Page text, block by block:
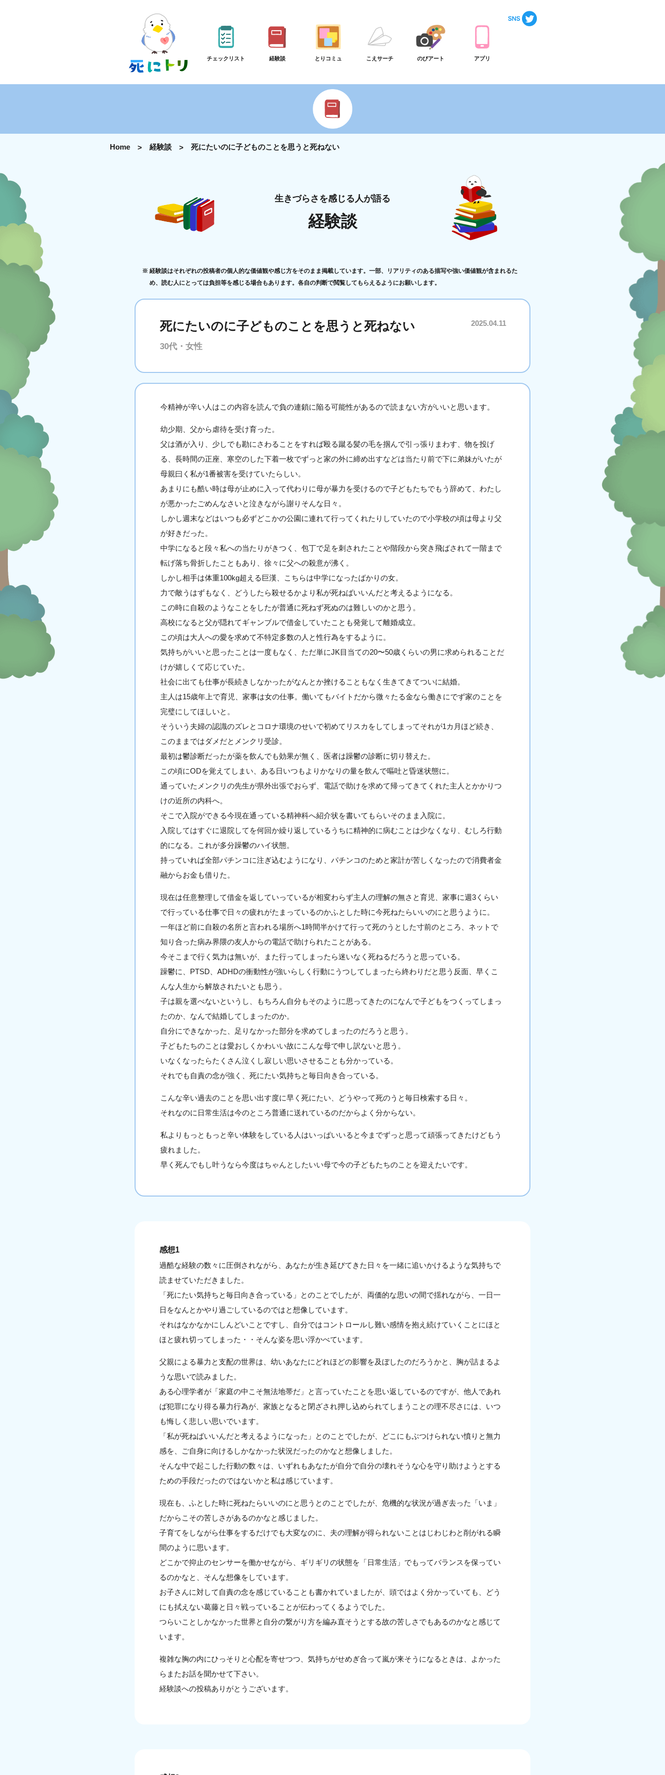
チェックリスト 経験談 とりコミュ こえサーチ のびアート アプリ
Home 経験談 死にたいのに子どものことを思うと死ねない
生きづらさを感じる人が語る
経験談
経験談はそれぞれの投稿者の個人的な価値観や感じ方をそのまま掲載しています。一部、リアリティのある描写や強い価値観が含まれるた
め、読む人にとっては負担等を感じる場合もあります。各自の判断で閲覧してもらえるようにお願いします。
死にたいのに子どものことを思うと死ねない 2025.04.11
30代・女性
今精神が辛い人はこの内容を読んで負の連鎖に陥る可能性があるので読まない方がいいと思います。
幼少期、父から虐待を受け育った。
父は酒が入り、少しでも勘にさわることをすれば殴る蹴る髪の毛を掴んで引っ張りまわす、物を投げ
る、長時間の正座、寒空のした下着一枚でずっと家の外に締め出すなどは当たり前で下に弟妹がいたが
母親曰く私が1番被害を受けていたらしい。
あまりにも酷い時は母が止めに入って代わりに母が暴力を受けるので子どもたちでもう辞めて、わたし
が悪かったごめんなさいと泣きながら謝りそんな日々。
しかし週末などはいつも必ずどこかの公園に連れて行ってくれたりしていたので小学校の頃は母より父
が好きだった。
中学になると段々私への当たりがきつく、包丁で足を刺されたことや階段から突き飛ばされて一階まで
転げ落ち骨折したこともあり、徐々に父への殺意が沸く。
しかし相手は体重100kg超える巨漢、こちらは中学になったばかりの女。
力で敵うはずもなく、どうしたら殺せるかより私が死ねばいいんだと考えるようになる。
この時に自殺のようなことをしたが普通に死ねず死ぬのは難しいのかと思う。
高校になると父が隠れてギャンブルで借金していたことも発覚して離婚成立。
この頃は大人への愛を求めて不特定多数の人と性行為をするように。
気持ちがいいと思ったことは一度もなく、ただ単にJK目当ての20〜50歳くらいの男に求められることだ
けが嬉しくて応じていた。
社会に出ても仕事が長続きしなかったがなんとか挫けることもなく生きてきてついに結婚。
主人は15歳年上で育児、家事は女の仕事。働いてもバイトだから微々たる金なら働きにでず家のことを
完璧にしてほしいと。
そういう夫婦の認識のズレとコロナ環境のせいで初めてリスカをしてしまってそれが1カ月ほど続き、
このままではダメだとメンクリ受診。
最初は鬱診断だったが薬を飲んでも効果が無く、医者は躁鬱の診断に切り替えた。
この頃にODを覚えてしまい、ある日いつもよりかなりの量を飲んで嘔吐と昏迷状態に。
通っていたメンクリの先生が県外出張でおらず、電話で助けを求めて帰ってきてくれた主人とかかりつ
けの近所の内科へ。
そこで入院ができる今現在通っている精神科へ紹介状を書いてもらいそのまま入院に。
入院してはすぐに退院してを何回か繰り返しているうちに精神的に病むことは少なくなり、むしろ行動
的になる。これが多分躁鬱のハイ状態。
持っていれば全部パチンコに注ぎ込むようになり、パチンコのためと家計が苦しくなったので消費者金
融からお金も借りた。
現在は任意整理して借金を返していっているが相変わらず主人の理解の無さと育児、家事に週3くらい
で行っている仕事で日々の疲れがたまっているのかふとした時に今死ねたらいいのにと思うように。
一年ほど前に自殺の名所と言われる場所へ1時間半かけて行って死のうとした寸前のところ、ネットで
知り合った病み界隈の友人からの電話で助けられたことがある。
今そこまで行く気力は無いが、また行ってしまったら迷いなく死ねるだろうと思っている。
躁鬱に、PTSD、ADHDの衝動性が強いらしく行動にうつしてしまったら終わりだと思う反面、早くこ
んな人生から解放されたいとも思う。
子は親を選べないというし、もちろん自分もそのように思ってきたのになんで子どもをつくってしまっ
たのか、なんで結婚してしまったのか。
自分にできなかった、足りなかった部分を求めてしまったのだろうと思う。
子どもたちのことは愛おしくかわいい故にこんな母で申し訳ないと思う。
いなくなったらたくさん泣くし寂しい思いさせることも分かっている。
それでも自責の念が強く、死にたい気持ちと毎日向き合っている。
こんな辛い過去のことを思い出す度に早く死にたい、どうやって死のうと毎日検索する日々。
それなのに日常生活は今のところ普通に送れているのだからよく分からない。
私よりもっともっと辛い体験をしている人はいっぱいいると今までずっと思って頑張ってきたけどもう
疲れました。
早く死んでもし叶うなら今度はちゃんとしたいい母で今の子どもたちのことを迎えたいです。
感想1
過酷な経験の数々に圧倒されながら、あなたが生き延びてきた日々を一緒に追いかけるような気持ちで
読ませていただきました。
「死にたい気持ちと毎日向き合っている」とのことでしたが、両価的な思いの間で揺れながら、一日一
日をなんとかやり過ごしているのではと想像しています。
それはなかなかにしんどいことですし、自分ではコントロールし難い感情を抱え続けていくことにほと
ほと疲れ切ってしまった・・そんな姿を思い浮かべています。
父親による暴力と支配の世界は、幼いあなたにどれほどの影響を及ぼしたのだろうかと、胸が詰まるよ
うな思いで読みました。
ある心理学者が「家庭の中こそ無法地帯だ」と言っていたことを思い返しているのですが、他人であれ
ば犯罪になり得る暴力行為が、家族となると閉ざされ押し込められてしまうことの理不尽さには、いつ
も悔しく悲しい思いでいます。
「私が死ねばいいんだと考えるようになった」とのことでしたが、どこにもぶつけられない憤りと無力
感を、ご自身に向けるしかなかった状況だったのかなと想像しました。
そんな中で起こした行動の数々は、いずれもあなたが自分で自分の壊れそうな心を守り助けようとする
ための手段だったのではないかと私は感じています。
現在も、ふとした時に死ねたらいいのにと思うとのことでしたが、危機的な状況が過ぎ去った「いま」
だからこその苦しさがあるのかなと感じました。
子育てをしながら仕事をするだけでも大変なのに、夫の理解が得られないことはじわじわと削がれる瞬
間のように思います。
どこかで抑止のセンサーを働かせながら、ギリギリの状態を「日常生活」でもってバランスを保ってい
るのかなと、そんな想像をしています。
お子さんに対して自責の念を感じていることも書かれていましたが、頭ではよく分かっていても、どう
にも拭えない葛藤と日々戦っていることが伝わってくるようでした。
つらいことしかなかった世界と自分の繋がり方を編み直そうとする故の苦しさでもあるのかなと感じて
います。
複雑な胸の内にひっそりと心配を寄せつつ、気持ちがせめぎ合って嵐が来そうになるときは、よかった
らまたお話を聞かせて下さい。
経験談への投稿ありがとうございます。